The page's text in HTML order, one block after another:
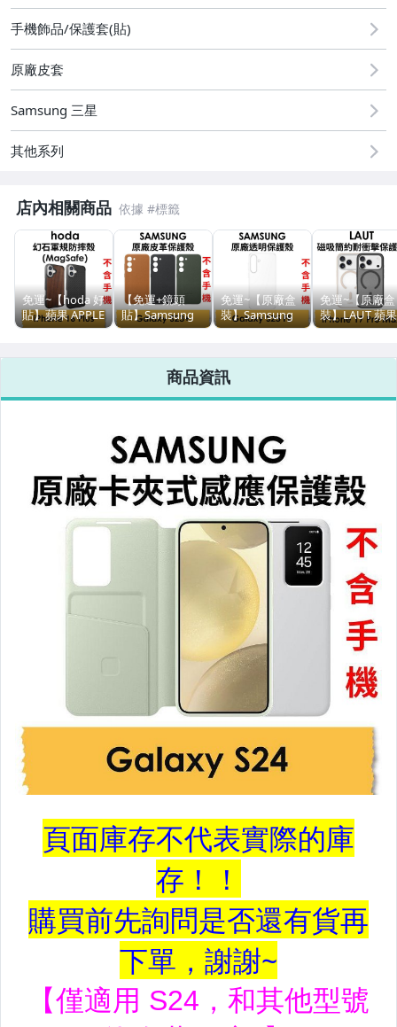
男性精品與服飾
手錶與飾品配件
家電與影音視聽
電腦、平板與周邊
相機、攝影與周邊
運動、戶外與休閒
電玩遊戲與主機
手機飾品/保護套(貼)
原廠皮套
Samsung 三星
其他系列
店內相關商品
免運~【hoda 好
貼】蘋果 APPLE
iPhone 16 Plus
規防摔保護殼●
【免運+鏡頭
貼】Samsung
三星 Galaxy
保護殼 保護套
免運~【原廠盒
裝】Samsung
三星 Galaxy S25
護殼●保護套●背
蓋
免運~【原廠盒
裝】LAUT 蘋果
APPLE iPhone
吸簡約耐衝擊
商品資訊